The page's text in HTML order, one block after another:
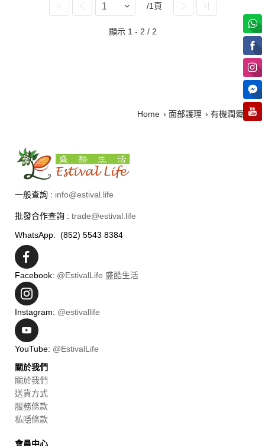
顯示 1 - 2 / 2
/1頁
Home 面部護理 有機潤脣膏
一般查詢 : info@estival.life
批發合作查詢 : trade@estival.life
WhatsApp: (852) 5543 8384
Facebook: @EstivalLife 盛酷生活
Instagram: @estivallife
YouTube: @EstivalLife
關於我們
關於我們
送貨方式
服務條款
私隱條款
會員中心